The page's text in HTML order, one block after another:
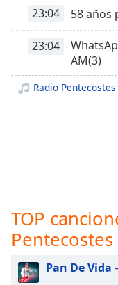
Descriptions
descriptions
selected
subtitles
off,
Audio
23:04 58 años
23:04
AM(3)
Radio
TOP
Pan De Vida